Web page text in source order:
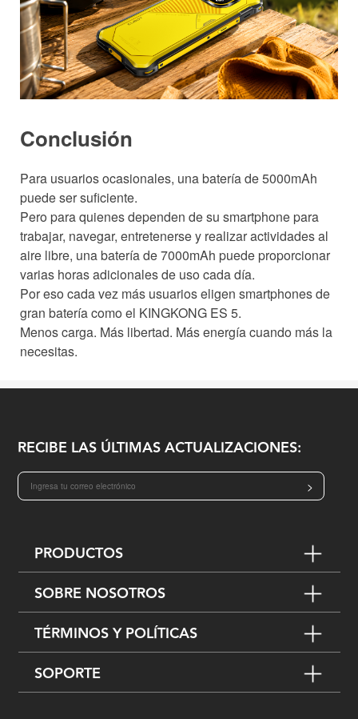
Conclusión
Para usuarios ocasionales, una batería de 5000mAh
puede ser suficiente.
Pero para quienes dependen de su smartphone para
trabajar, navegar, entretenerse y realizar actividades al
aire libre, una batería de 7000mAh puede proporcionar
varias horas adicionales de uso cada día.
Por eso cada vez más usuarios eligen smartphones de
gran batería como el KINGKONG ES 5.
Menos carga. Más libertad. Más energía cuando más la
necesitas.
RECIBE LAS ÚLTIMAS ACTUALIZACIONES:
>
PRODUCTOS
SOBRE NOSOTROS
TÉRMINOS Y POLÍTICAS
SOPORTE